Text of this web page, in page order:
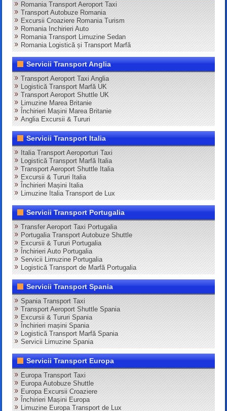
Romania Transport Aeroport Taxi
Transport Autobuze Romania
Excursii Croaziere Romania Turism
Romania Inchirieri Auto
Romania Transport Limuzine Sedan
Romania Logistică și Transport Marfă
Servicii Transport Anglia
Transport Aeroport Taxi Anglia
Logistică Transport Marfă UK
Transport Aeroport Shuttle UK
Limuzine Marea Britanie
Închirieri Mașini Marea Britanie
Anglia Excursii & Tururi
Servicii Transport Italia
Italia Transport Aeroporturi Taxi
Logistică Transport Marfă Italia
Transport Aeroport Shuttle Italia
Excursii & Tururi Italia
Închirieri Mașini Italia
Limuzine Italia Transport de Lux
Servicii Transport Portugalia
Transfer Aeroport Taxi Portugalia
Portugalia Transport Autobuze Shuttle
Excursii & Tururi Portugalia
Închirieri Auto Portugalia
Servicii Limuzine Portugalia
Logistică Transport de Marfă Portugalia
Servicii Transport Spania
Spania Transport Taxi
Transport Aeroport Shuttle Spania
Excursii & Tururi Spania
Închirieri mașini Spania
Logistică Transport Marfă Spania
Servicii Limuzine Spania
Servicii Transport Europa
Europa Transport Taxi
Europa Autobuze Shuttle
Europa Excursii Croaziere
Închirieri Mașini Europa
Limuzine Europa Transport de Lux